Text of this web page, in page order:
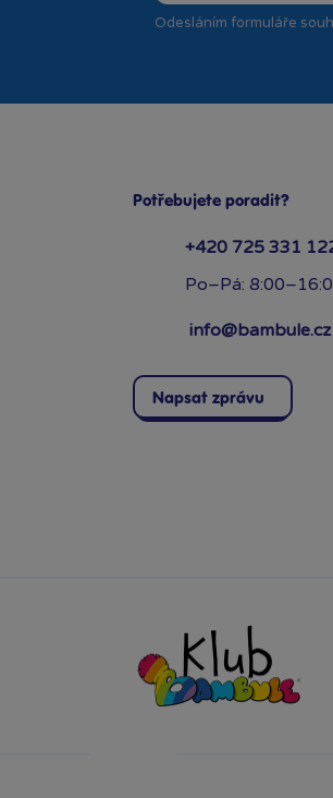
Odesláním formuláře
Potřebujete poradit?
+420 725 331
Po–Pá:
info@bambule.cz
Napsat zprávu